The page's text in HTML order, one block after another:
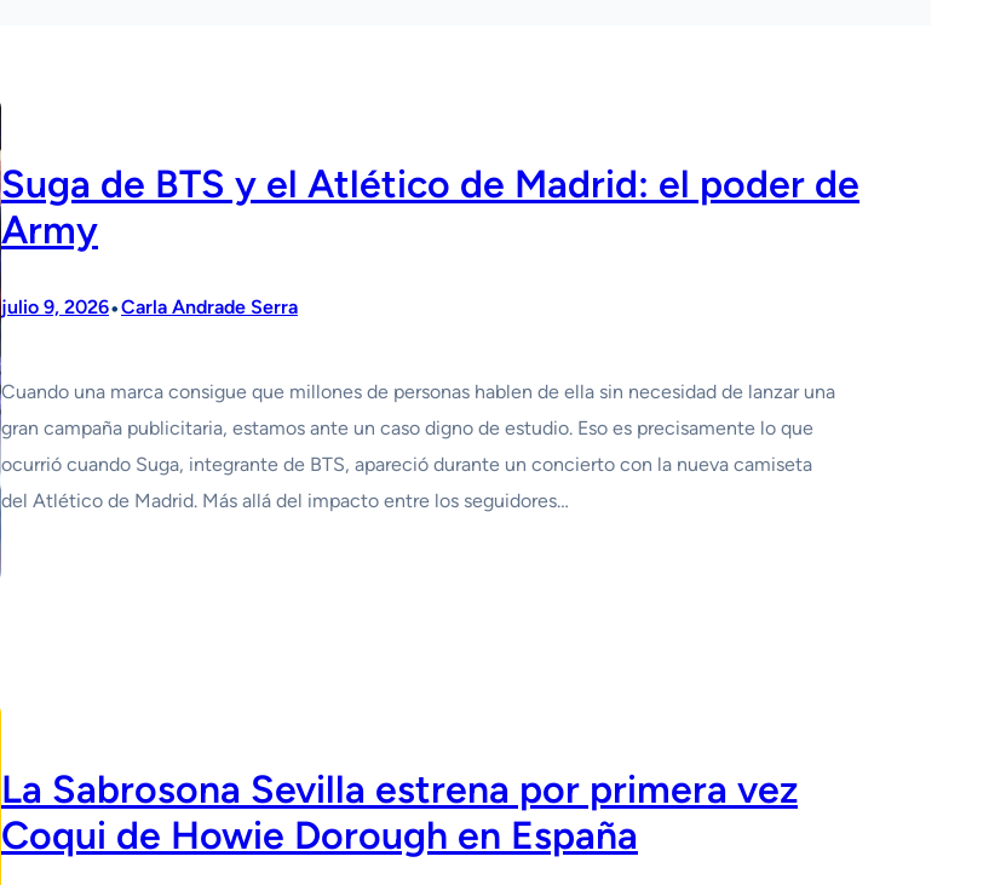
Suga de BTS y el Atlético de Madrid: el poder de
Army
julio 9, 2026•Carla Andrade Serra
Cuando una marca consigue que millones de personas hablen de ella sin necesidad de lanzar una
gran campaña publicitaria, estamos ante un caso digno de estudio. Eso es precisamente lo que
ocurrió cuando Suga, integrante de BTS, apareció durante un concierto con la nueva camiseta
del Atlético de Madrid. Más allá del impacto entre los seguidores…
La Sabrosona Sevilla estrena por primera vez
Coqui de Howie Dorough en España